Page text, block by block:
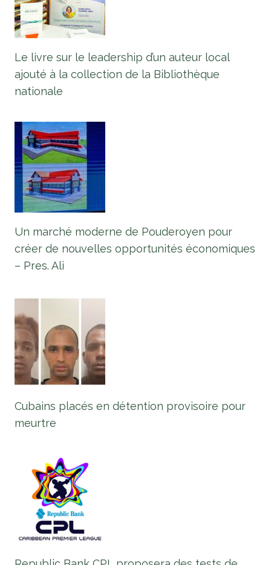
Le livre sur le leadership d’un auteur local
ajouté à la collection de la Bibliothèque
nationale
Un marché moderne de Pouderoyen pour
créer de nouvelles opportunités économiques
– Pres. Ali
Cubains placés en détention provisoire pour
meurtre